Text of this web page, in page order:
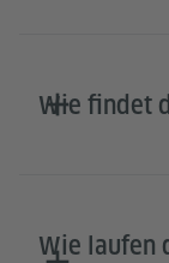
Wie findet
Wie laufen